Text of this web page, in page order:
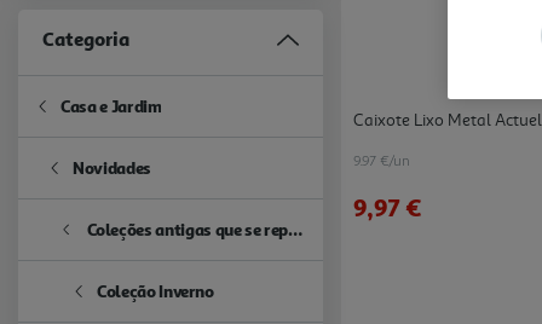
Categoria
Casa e Jardim
Refine by Categoria: Casa e Jardim
Novidades
Refine by Categoria: Novidades
Coleções antigas que se repetem
Refine by Categoria: Coleções antigas que se repetem
Coleção Inverno
Refine by Categoria: Coleção Inverno
Caixote Lixo Metal
9.97 €/un
9,97 €